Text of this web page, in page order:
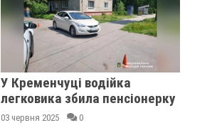
У Кременчуці водійка
легковика збила пенсіонерку
03 червня 2025 0